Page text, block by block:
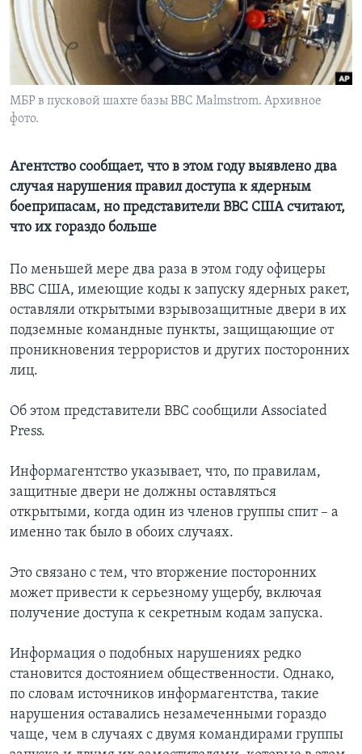
Learning English
СОЦИАЛЬНЫЕ СЕТИ
МБР в пусковой шахте базы ВВС Malmstrom. Архивное
фото.
Агентство сообщает, что в этом году выявлено два
случая нарушения правил доступа к ядерным
боеприпасам, но представители ВВС США считают,
что их гораздо больше
По меньшей мере два раза в этом году офицеры
ВВС США, имеющие коды к запуску ядерных ракет,
оставляли открытыми взрывозащитные двери в их
подземные командные пункты, защищающие от
проникновения террористов и других посторонних
лиц.
Об этом представители ВВС сообщили Associated
Press.
Информагентство указывает, что, по правилам,
защитные двери не должны оставляться
открытыми, когда один из членов группы спит – а
именно так было в обоих случаях.
Это связано с тем, что вторжение посторонних
может привести к серьезному ущербу, включая
получение доступа к секретным кодам запуска.
Информация о подобных нарушениях редко
становится достоянием общественности. Однако,
по словам источников информагентства, такие
нарушения оставались незамеченными гораздо
чаще, чем в случаях с двумя командирами группы